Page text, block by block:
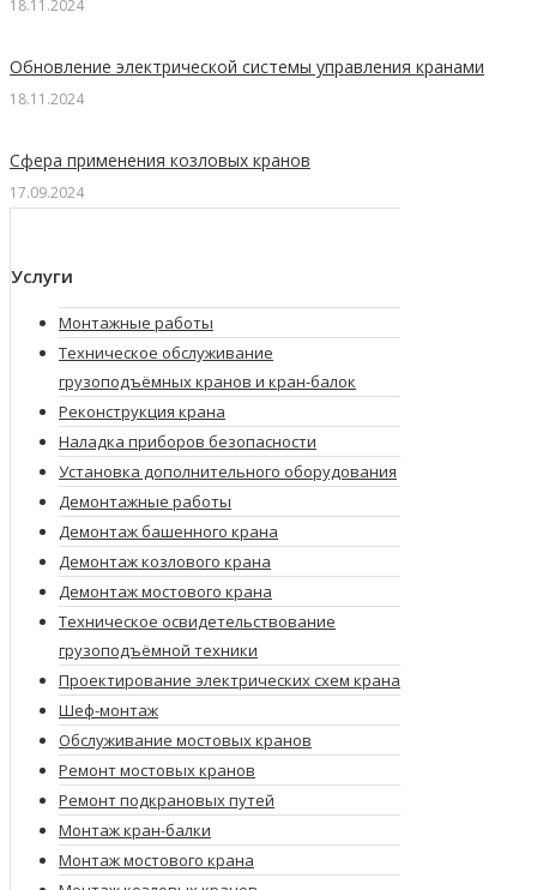
18.11.2024
Обновление электрической системы управления кранами
18.11.2024
Сфера применения козловых кранов
17.09.2024
Услуги
Монтажные работы
Техническое обслуживание
грузоподъёмных кранов и кран-балок
Реконструкция крана
Наладка приборов безопасности
Установка дополнительного оборудования
Демонтажные работы
Демонтаж башенного крана
Демонтаж козлового крана
Демонтаж мостового крана
Техническое освидетельствование
грузоподъёмной техники
Проектирование электрических схем крана
Шеф-монтаж
Обслуживание мостовых кранов
Ремонт мостовых кранов
Ремонт подкрановых путей
Монтаж кран-балки
Монтаж мостового крана